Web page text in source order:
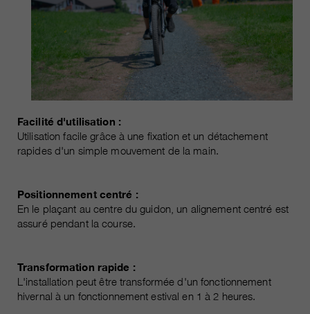
Facilité d'utilisation :
Utilisation facile grâce à une fixation et un détachement
rapides d'un simple mouvement de la main.
Positionnement centré :
En le plaçant au centre du guidon, un alignement centré est
assuré pendant la course.
Transformation rapide :
L'installation peut être transformée d'un fonctionnement
hivernal à un fonctionnement estival en 1 à 2 heures.